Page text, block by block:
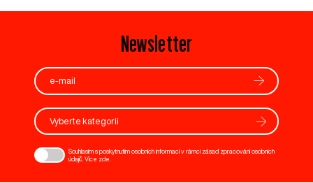
Newsletter
Vyberte kategorii
Souhlasím s poskytnutím osobních informací v rámci zásad zpracování osobních
údajů. Více zde